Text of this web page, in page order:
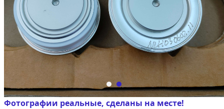
Фотографии реальные, сделаны на месте!